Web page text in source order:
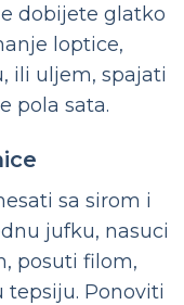
dobijete glatko
loptice,
ili uljem, spajati
pola sata.
sa sirom i
jufku, nasuci
posuti filom,
Ponoviti